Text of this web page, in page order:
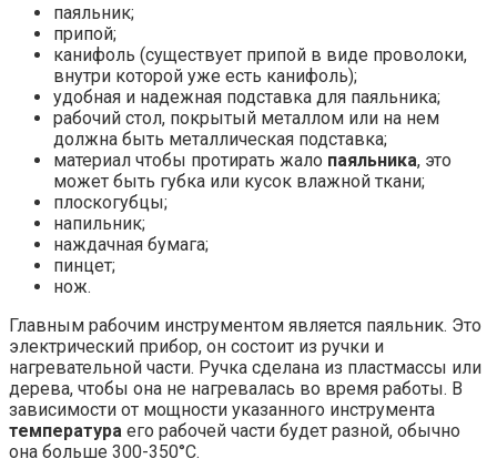
паяльник;
припой;
канифоль (существует припой в виде проволоки,
внутри которой уже есть канифоль);
удобная и надежная подставка для паяльника;
рабочий стол, покрытый металлом или на нем
должна быть металлическая подставка;
материал чтобы протирать жало паяльника, это
может быть губка или кусок влажной ткани;
плоскогубцы;
напильник;
наждачная бумага;
пинцет;
нож.
Главным рабочим инструментом является паяльник. Это
электрический прибор, он состоит из ручки и
нагревательной части. Ручка сделана из пластмассы или
дерева, чтобы она не нагревалась во время работы. В
зависимости от мощности указанного инструмента
температура его рабочей части будет разной, обычно
она больше 300-350°С.